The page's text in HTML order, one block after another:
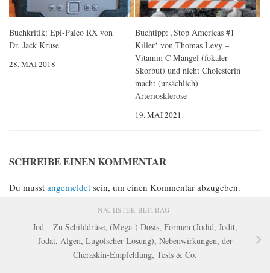
Buchkritik: Epi-Paleo RX von
Dr. Jack Kruse
28. MAI 2018
Buchtipp: ‚Stop Americas #1
Killer‘ von Thomas Levy –
Vitamin C Mangel (fokaler
Skorbut) und nicht Cholesterin
macht (ursächlich)
Arteriosklerose
19. MAI 2021
SCHREIBE EINEN KOMMENTAR
Du musst angemeldet sein, um einen Kommentar abzugeben.
NÄCHSTER BEITRAG
Jod – Zu Schilddrüse, (Mega-) Dosis, Formen (Jodid, Jodit,
Jodat, Algen, Lugolscher Lösung), Nebenwirkungen, der
Cheraskin-Empfehlung, Tests & Co.